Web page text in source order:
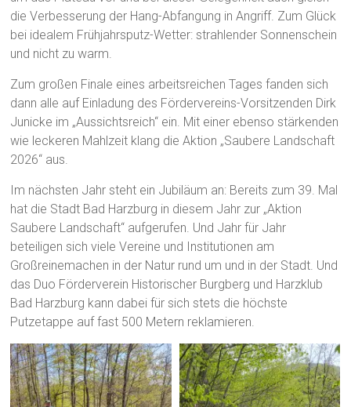
die Verbesserung der Hang-Abfangung in Angriff. Zum Glück
bei idealem Frühjahrsputz-Wetter: strahlender Sonnenschein
und nicht zu warm.
Zum großen Finale eines arbeitsreichen Tages fanden sich
dann alle auf Einladung des Fördervereins-Vorsitzenden Dirk
Junicke im „Aussichtsreich“ ein. Mit einer ebenso stärkenden
wie leckeren Mahlzeit klang die Aktion „Saubere Landschaft
2026“ aus.
Im nächsten Jahr steht ein Jubiläum an: Bereits zum 39. Mal
hat die Stadt Bad Harzburg in diesem Jahr zur „Aktion
Saubere Landschaft“ aufgerufen. Und Jahr für Jahr
beteiligen sich viele Vereine und Institutionen am
Großreinemachen in der Natur rund um und in der Stadt. Und
das Duo Förderverein Historischer Burgberg und Harzklub
Bad Harzburg kann dabei für sich stets die höchste
Putzetappe auf fast 500 Metern reklamieren.